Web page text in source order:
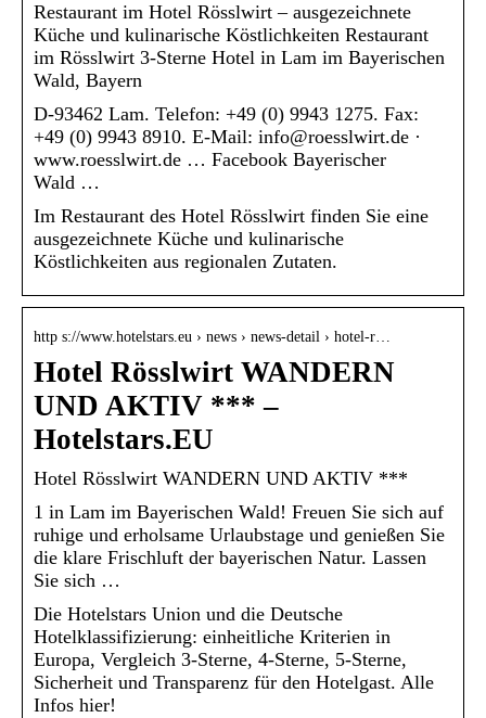
Restaurant im Hotel Rösslwirt – ausgezeichnete
Küche und kulinarische Köstlichkeiten Restaurant
im Rösslwirt 3-Sterne Hotel in Lam im Bayerischen
Wald, Bayern
D-93462 Lam. Telefon: +49 (0) 9943 1275. Fax:
+49 (0) 9943 8910. E-Mail: info@roesslwirt.de ·
www.roesslwirt.de … Facebook Bayerischer
Wald …
Im Restaurant des Hotel Rösslwirt finden Sie eine
ausgezeichnete Küche und kulinarische
Köstlichkeiten aus regionalen Zutaten.
http s://www.hotelstars.eu › news › news-detail › hotel-r…
Hotel Rösslwirt WANDERN
UND AKTIV *** –
Hotelstars.EU
Hotel Rösslwirt WANDERN UND AKTIV ***
1 in Lam im Bayerischen Wald! Freuen Sie sich auf
ruhige und erholsame Urlaubstage und genießen Sie
die klare Frischluft der bayerischen Natur. Lassen
Sie sich …
Die Hotelstars Union und die Deutsche
Hotelklassifizierung: einheitliche Kriterien in
Europa, Vergleich 3-Sterne, 4-Sterne, 5-Sterne,
Sicherheit und Transparenz für den Hotelgast. Alle
Infos hier!